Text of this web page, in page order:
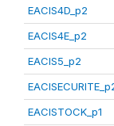
EACIS4D_p2
EACIS4E_p2
EACIS5_p2
EACISTOCK_p1